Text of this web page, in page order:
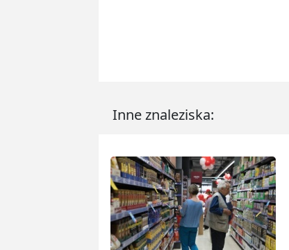
Inne znaleziska: